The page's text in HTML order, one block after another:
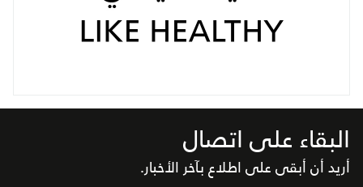
البقاء على اتصال
أريد أن أبقى على اطلاع بآخر الأخبار.